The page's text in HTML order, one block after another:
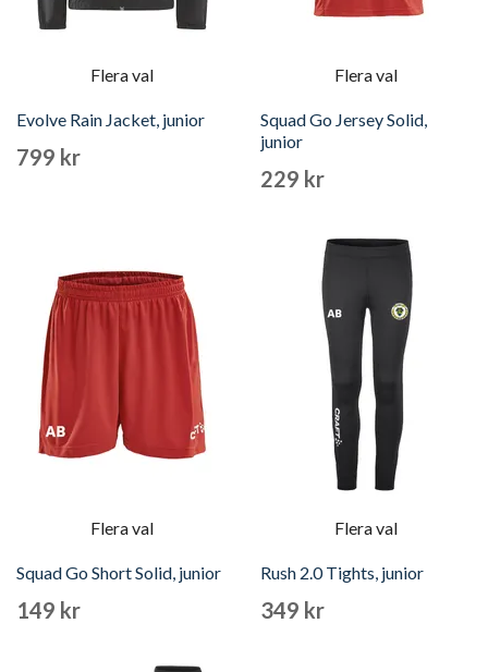
Flera val
Evolve Rain Jacket, junior
799 kr
Flera val
Squad Go Jersey Solid,
junior
229 kr
Flera val
Squad Go Short Solid, junior
149 kr
Flera val
Rush 2.0 Tights, junior
349 kr